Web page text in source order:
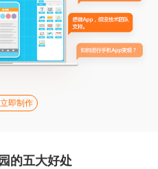
即制作
的五大好处